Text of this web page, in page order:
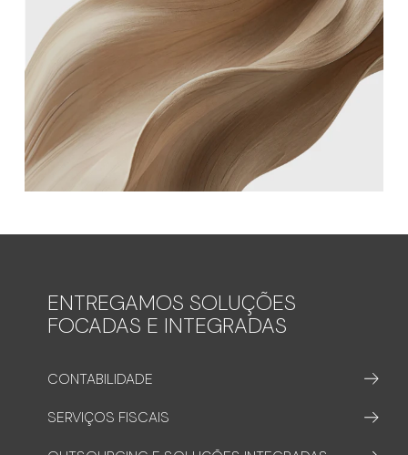
ENTREGAMOS SOLUÇÕES
FOCADAS E INTEGRADAS
CONTABILIDADE
SERVIÇOS FISCAIS